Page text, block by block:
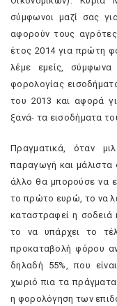
σύμφωνοι μαζί σας
αφορούν τους
έτος 2014 για πρώτη
λέμε εμείς,
φορολογίας
του 2013 και αφορά
ξανά- τα εισοδήματα
Πραγματικά, όταν
παραγωγή και μάλιστα
άλλο θα μπορούσε να
το πρώτο ευρώ, το να
καταστραφεί η σοδειά
το να υπάρχει το
προκαταβολή φόρου
δηλαδή 55%, που
χωριό πια τα
η φορολόγηση των